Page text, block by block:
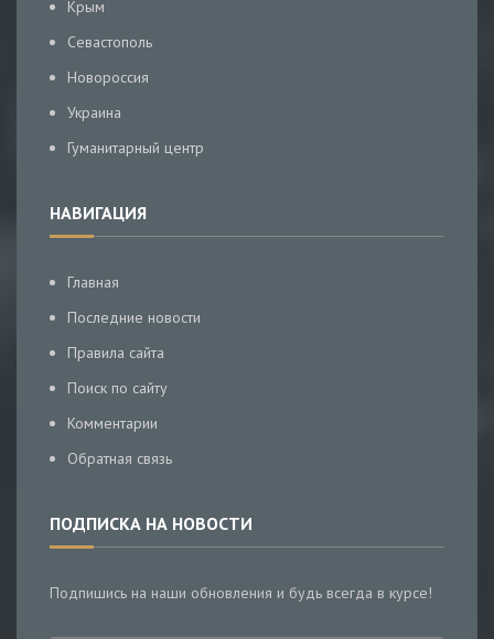
Крым
Севастополь
Новороссия
Украина
Гуманитарный центр
НАВИГАЦИЯ
Главная
Последние новости
Правила сайта
Поиск по сайту
Комментарии
Обратная связь
ПОДПИСКА НА НОВОСТИ
Подпишись на наши обновления и будь всегда в курсе!